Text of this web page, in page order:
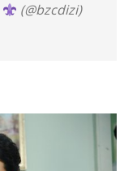
(@bzcdizi)